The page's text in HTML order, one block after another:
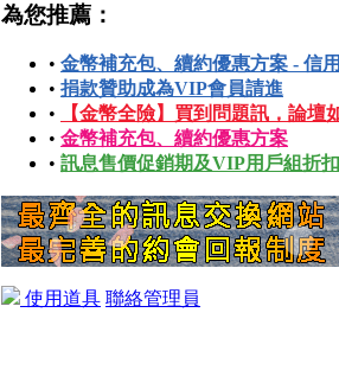
為您推薦：
• 金幣補充包、續約優惠方案 - 信
• 捐款贊助成為VIP會員請進
•
【金幣全險】買到問題訊，論壇
• 金幣補充包、續約優惠方案
• 訊息售價促銷期及VIP用戶組折
使用道具 聯絡管理員